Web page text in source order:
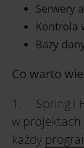
Serwery
Kontrola
Bazy
Co warto
1. Spring i
w projektach
każdy